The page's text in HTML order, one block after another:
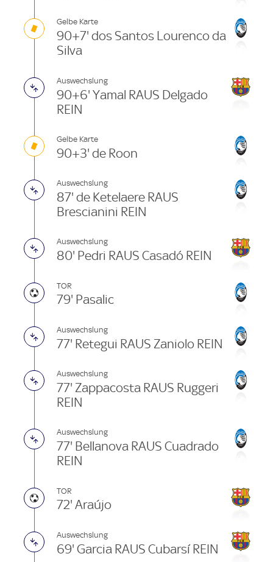
Gelbe Karte
90+7' dos Santos Lourenco da
Silva
Auswechslung
90+6' Yamal RAUS Delgado
REIN
Gelbe Karte
90+3' de Roon
Auswechslung
87' de Ketelaere RAUS
Brescianini REIN
Auswechslung
80' Pedri RAUS Casadó REIN
TOR
79' Pasalic
Auswechslung
77' Retegui RAUS Zaniolo REIN
Auswechslung
77' Zappacosta RAUS Ruggeri
REIN
Auswechslung
77' Bellanova RAUS Cuadrado
REIN
TOR
72' Araújo
Auswechslung
69' Garcia RAUS Cubarsí REIN